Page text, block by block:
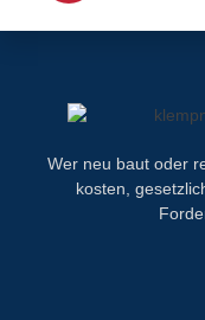
Wer neu baut oder
kosten,